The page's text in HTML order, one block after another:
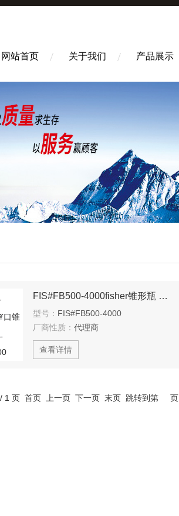
网站首页 关于我们 产品展示
FIS#FB500-4000fisher锥形瓶 窄口锥形烧瓶 4000ML FIS#FB500-4000
型号： FIS#FB500-4000
厂商性质： 代理商
查看详情
/ 1 页 首页 上一页 下一页 末页 跳转到第 页